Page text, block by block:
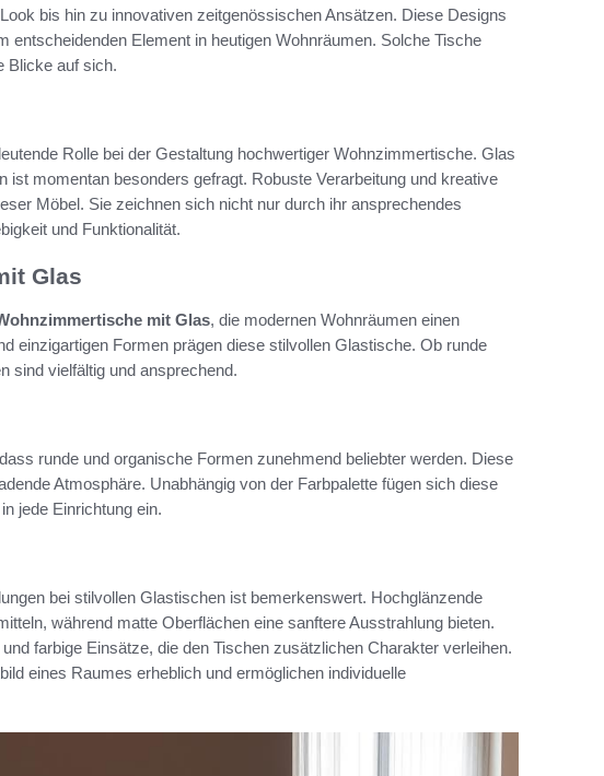
bis hin zu innovativen zeitgenössischen Ansätzen. Diese Designs
entscheidenden Element in heutigen Wohnräumen. Solche Tische
Blicke auf sich.
Rolle bei der Gestaltung hochwertiger Wohnzimmertische. Glas
ist momentan besonders gefragt. Robuste Verarbeitung und kreative
Möbel. Sie zeichnen sich nicht nur durch ihr ansprechendes
und Funktionalität.
Glas
mit Glas, die modernen Wohnräumen einen
einzigartigen Formen prägen diese stilvollen Glastische. Ob runde
sind vielfältig und ansprechend.
runde und organische Formen zunehmend beliebter werden. Diese
Atmosphäre. Unabhängig von der Farbpalette fügen sich diese
jede Einrichtung ein.
bei stilvollen Glastischen ist bemerkenswert. Hochglänzende
während matte Oberflächen eine sanftere Ausstrahlung bieten.
farbige Einsätze, die den Tischen zusätzlichen Charakter verleihen.
eines Raumes erheblich und ermöglichen individuelle